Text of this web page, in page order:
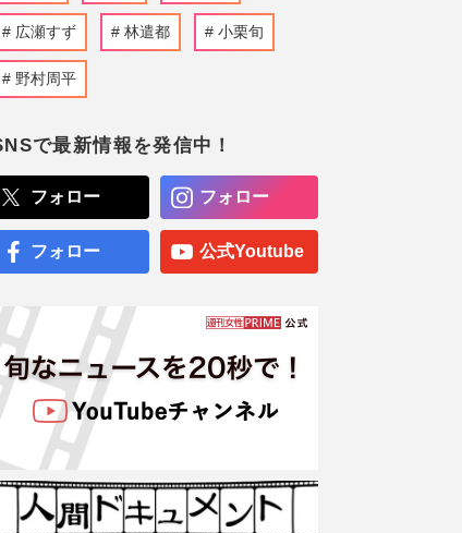
コールダンス」がプチバズ
り、路線変更で巻き返しか
ついた第1弾と衝撃のラス
ト
Mrs. GREEN APPLE『日本
アカデミー賞』新賞受賞に
「忖度の気が」レコ大に続
き囁かれる“人気便乗”疑惑
ル秘テクニック、1日10点
理で手軽にがん予防
【大阪より強引？】横浜
市、’27年花博に合わせ「市
『ジャングリア沖縄』開業
から4か月で「もうガラガ
広瀬すず 林遣都 小栗旬
野村周平
で最新情報を発信中！
フォロー フォロー
フォロー 公式Youtube